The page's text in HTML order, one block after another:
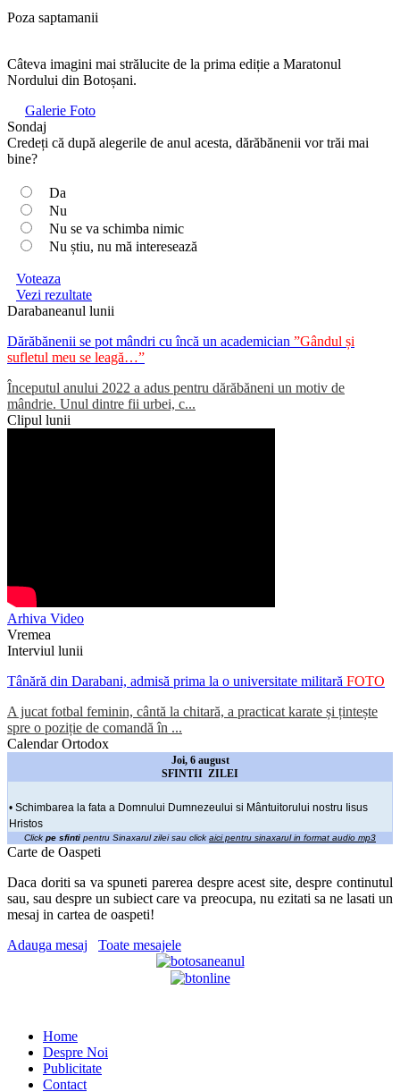
Poza saptamanii
Câteva imagini mai strălucite de la prima ediție a Maratonul
Nordului din Botoșani.
Galerie Foto
Sondaj
Credeți că după alegerile de anul acesta, dărăbănenii vor trăi mai
bine?
Da
Nu
Nu se va schimba nimic
Nu știu, nu mă interesează
Voteaza
Vezi rezultate
Darabaneanul lunii
Dărăbănenii se pot mândri cu încă un academician ”Gândul și
sufletul meu se leagă…”
Începutul anului 2022 a adus pentru dărăbăneni un motiv de
mândrie. Unul dintre fii urbei, c...
Clipul lunii
Arhiva Video
Vremea
Interviul lunii
Tânără din Darabani, admisă prima la o universitate militară FOTO
A jucat fotbal feminin, cântă la chitară, a practicat karate și țintește
spre o poziție de comandă în ...
Calendar Ortodox
Joi, 6 august
SFINTII ZILEI
• Schimbarea la fata a Domnului Dumnezeului si Mântuitorului nostru Iisus
Hristos
Click pe sfinti pentru Sinaxarul zilei sau click aici pentru sinaxarul in format audio mp3
Carte de Oaspeti
Daca doriti sa va spuneti parerea despre acest site, despre continutul
sau, sau despre un subiect care va preocupa, nu ezitati sa ne lasati un
mesaj in cartea de oaspeti!
Adauga mesaj
Toate mesajele
Home
Despre Noi
Publicitate
Contact